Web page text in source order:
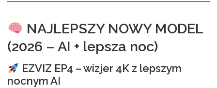
NAJLEPSZY NOWY MODEL
(2026 – AI + lepsza noc)
EZVIZ EP4 – wizjer 4K z lepszym
nocnym AI